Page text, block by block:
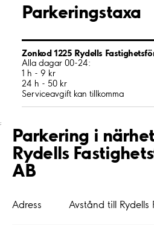
Parkeringstaxa
Zonkod 1225 Rydells
Alla dagar 00-24:
1 h - 9 kr
24 h - 50 kr
Serviceavgift kan tillkomma
;
Parkering i
Rydells
AB
Adress Avstånd till